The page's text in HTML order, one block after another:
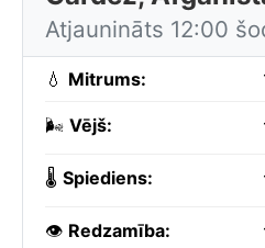
Atjaunināts 12:00
💧 Mitrums:
🌬️ Vējš:
🌡️ Spiediens:
👁️ Redzamība: